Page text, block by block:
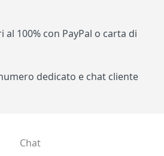
al 100% con PayPal o carta di
dedicato e chat cliente
Chat